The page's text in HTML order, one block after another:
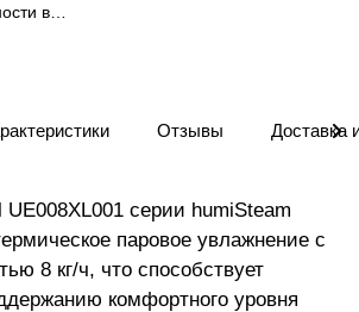
в
Отзывы Доставка
серии humiSteam
паровое увлажнение с
8 кг/ч, что способствует
комфортного уровня